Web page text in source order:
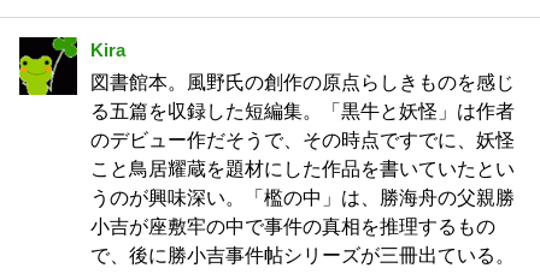
Kira
図書館本。風野氏の創作の原点らしきものを感じ
る五篇を収録した短編集。「黒牛と妖怪」は作者
のデビュー作だそうで、その時点ですでに、妖怪
こと鳥居耀蔵を題材にした作品を書いていたとい
うのが興味深い。「檻の中」は、勝海舟の父親勝
小吉が座敷牢の中で事件の真相を推理するもの
で、後に勝小吉事件帖シリーズが三冊出ている。